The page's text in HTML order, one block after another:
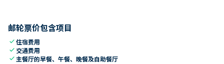
邮轮票价包含项目
check住宿费用
check 交通费用
check 主餐厅的早餐、午餐、晚餐及自助餐厅